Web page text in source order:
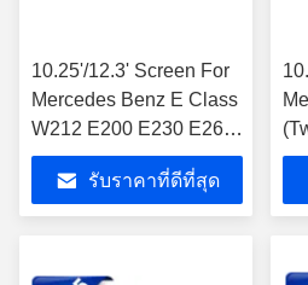
10.25'/12.3' Screen For
Mercedes Benz E Class
W212 E200 E230 E260
2015-2016 NTG5.0 แอน
ดรอยด์ มัลติมีเดีย เพลย์
รับราคาที่ดีที่สุด
ด